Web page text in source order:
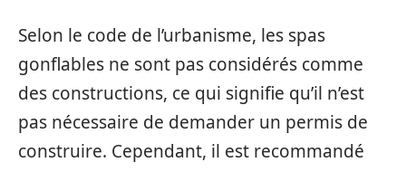
Selon le code de l’urbanisme, les spas
gonflables ne sont pas considérés comme
des constructions, ce qui signifie qu’il n’est
pas nécessaire de demander un permis de
construire. Cependant, il est recommandé